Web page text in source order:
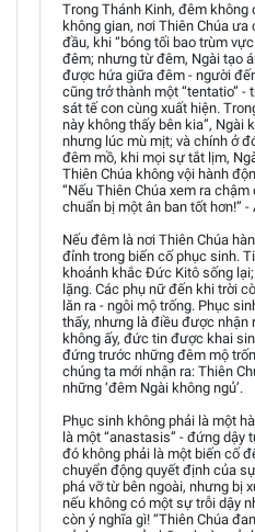
Trong Thánh Kinh, đêm
không gian, nơi Thiên Chúa
đầu, khi “bóng tối bao trùm
đêm; nhưng từ đêm, Ngài tạo
được hứa giữa đêm - người
cũng trở thành một “tentatio” -
sát tế con cùng xuất hiện.
này không thấy bên kia”, Ngài
nhưng lúc mù mịt; và chính ở
đêm mồ, khi mọi sự tắt lịm,
Thiên Chúa không vội hành
“Nếu Thiên Chúa xem ra
chuẩn bị một ân ban tốt hơn!” -
Nếu đêm là nơi Thiên Chúa
đỉnh trong biến cố phục sinh.
khoảnh khắc Đức Kitô sống
lặng. Các phụ nữ đến khi trời
lăn ra - ngôi mộ trống. Phục
thấy, nhưng là điều được nhận
không ấy, đức tin được khai
đứng trước những đêm mộ
chúng ta mới nhận ra: Thiên
những ‘đêm Ngài không ngủ’.
Phục sinh không phải là một
là một “anastasis” - đứng dậy
đó không phải là một biến cố
chuyển động quyết định của
phá vỡ từ bên ngoài, nhưng bị
nếu không có một sự trỗi dậy
còn ý nghĩa gì! “Thiên Chúa